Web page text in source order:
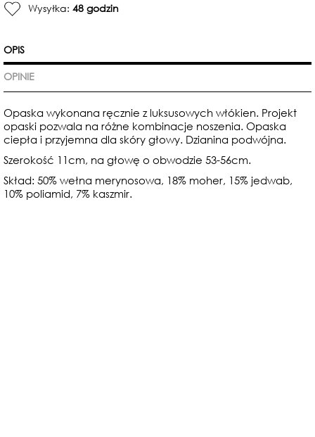
Wysyłka: 48 godzin
OPIS
OPINIE
Opaska wykonana ręcznie z luksusowych włókien. Projekt
opaski pozwala na różne kombinacje noszenia. Opaska
ciepła i przyjemna dla skóry głowy. Dzianina podwójna.
Szerokość 11cm, na głowę o obwodzie 53-56cm.
Skład: 50% wełna merynosowa, 18% moher, 15% jedwab,
10% poliamid, 7% kaszmir.